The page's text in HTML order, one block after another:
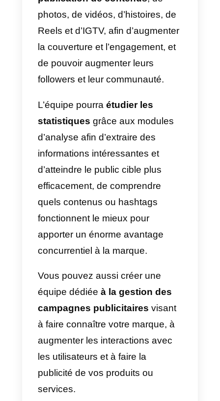
plateformes externes, comme
Callbell.
Certaines marques illustres
H&M, Magazine Luiza, Michael
Kors, Nars et Sephora ont déjà
participé au test bêta de l’API
Messanger d’Instagram Direct
pour en comprendre les
avantages.
La possibilité de traiter des
va fondamentalement changer la
façon dont les gens font de la
publicité et communiquent sur
Instagram, en plaçantde plus en
plus la messagerie instantanée
au premier plan